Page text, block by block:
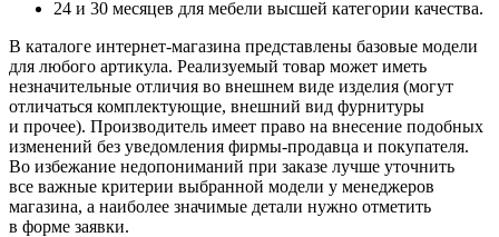
24 и 30 месяцев для мебели высшей категории качества.
В каталоге интернет-магазина представлены базовые модели
для любого артикула. Реализуемый товар может иметь
незначительные отличия во внешнем виде изделия (могут
отличаться комплектующие, внешний вид фурнитуры
и прочее). Производитель имеет право на внесение подобных
изменений без уведомления фирмы-продавца и покупателя.
Во избежание недопониманий при заказе лучше уточнить
все важные критерии выбранной модели у менеджеров
магазина, а наиболее значимые детали нужно отметить
в форме заявки.